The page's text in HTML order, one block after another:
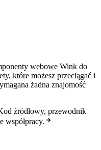
webowe Wink do
które możesz przeciągać i
żadna znajomość
źródłowy, przewodnik
współpracy.